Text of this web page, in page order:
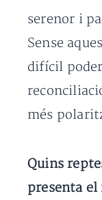
serenor i
Sense
difícil
més
Quins
presenta el